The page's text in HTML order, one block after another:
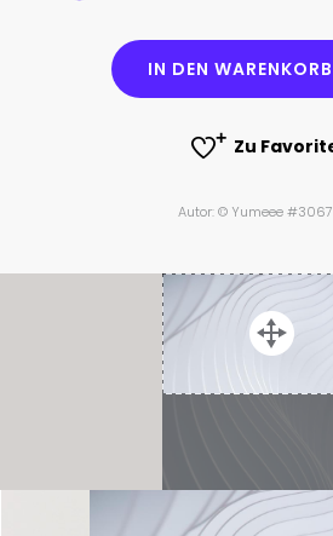
IN DEN
Zu
Autor: © Yumeee